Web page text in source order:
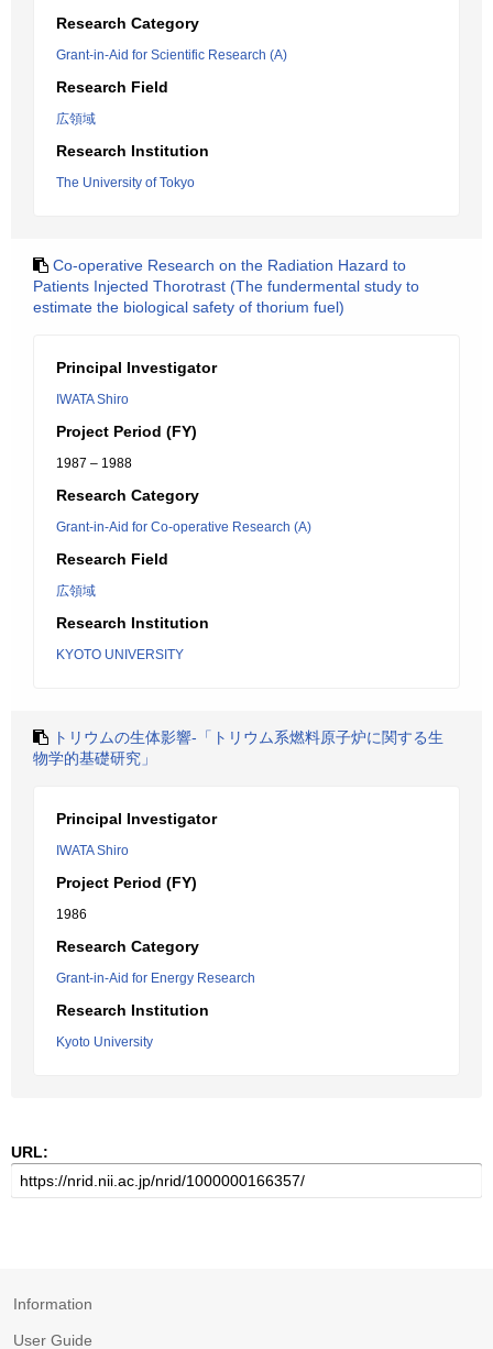
Research Category
Grant-in-Aid for Scientific Research (A)
Research Field
広領域
Research Institution
The University of Tokyo
Co-operative Research on the Radiation Hazard to
Patients Injected Thorotrast (The fundermental study to
estimate the biological safety of thorium fuel)
Principal Investigator
IWATA Shiro
Project Period (FY)
1987 – 1988
Research Category
Grant-in-Aid for Co-operative Research (A)
Research Field
広領域
Research Institution
KYOTO UNIVERSITY
トリウムの生体影響-「トリウム系燃料原子炉に関する生
物学的基礎研究」
Principal Investigator
IWATA Shiro
Project Period (FY)
1986
Research Category
Grant-in-Aid for Energy Research
Research Institution
Kyoto University
URL:
Information
User Guide